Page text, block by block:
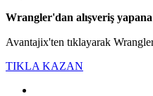
Wrangler'dan alışveriş
Avantajix'ten tıklayarak
TIKLA KAZAN